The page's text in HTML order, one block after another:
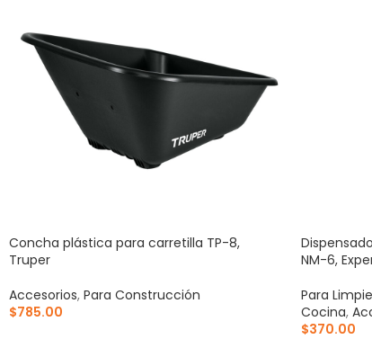
Concha plástica para carretilla TP-8,
Truper
Accesorios, Para Construcción
$785.00
NM-6,
Para
Cocina,
$370.00